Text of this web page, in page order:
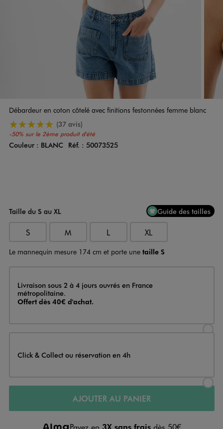
Débardeur en coton côtelé avec finitions festonnées femme blanc
-50% sur le 2ème produit d'été
5/5 de moyenne(37 avis)
Couleur
Couleur : BLANC Réf. : 50073525
Taille du S au XL Guide des tailles
S M L XL
Le mannequin mesure 174 cm et porte une taille S
Livraison
Livraison sous 2 à 4 jours ouvrés en France
métropolitaine.
Offert dès 40€ d'achat.
Click & Collect ou réservation en 4h
AJOUTER AU PANIER
Payez en 3X sans frais dès 50€